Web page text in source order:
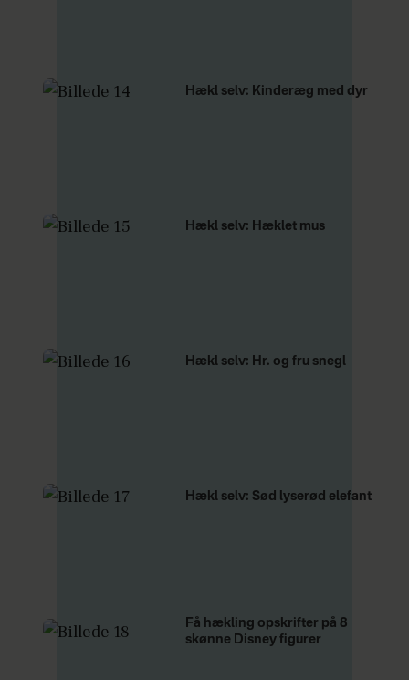
Hækl selv: Kinderæg med dyr
Hækl selv: Hæklet mus
Hækl selv: Hr. og fru snegl
Hækl selv: Sød lyserød elefant
Få hækling opskrifter på 8
skønne Disney figurer